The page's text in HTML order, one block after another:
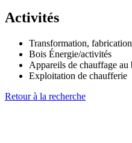
−
Activités
Transformation,
Bois Énergie/activités
Appareils de chauffage au
Exploitation de chaufferie
Retour à la recherche